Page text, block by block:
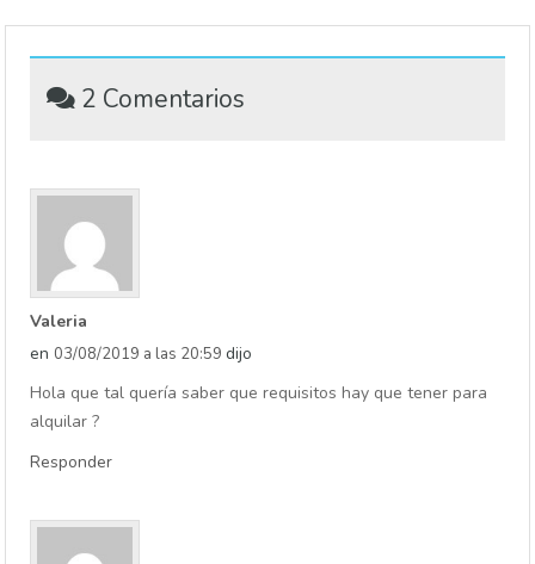
2 Comentarios
Valeria
en 03/08/2019 a las 20:59 dijo
Hola que tal quería saber que requisitos hay que tener para
alquilar ?
Responder